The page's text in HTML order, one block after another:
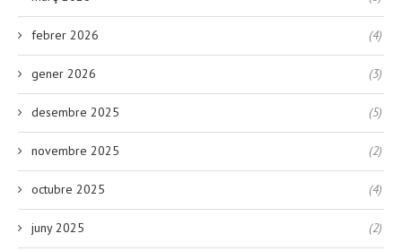
febrer 2026 (4)
gener 2026 (3)
desembre 2025 (5)
novembre 2025 (2)
octubre 2025 (4)
juny 2025 (2)